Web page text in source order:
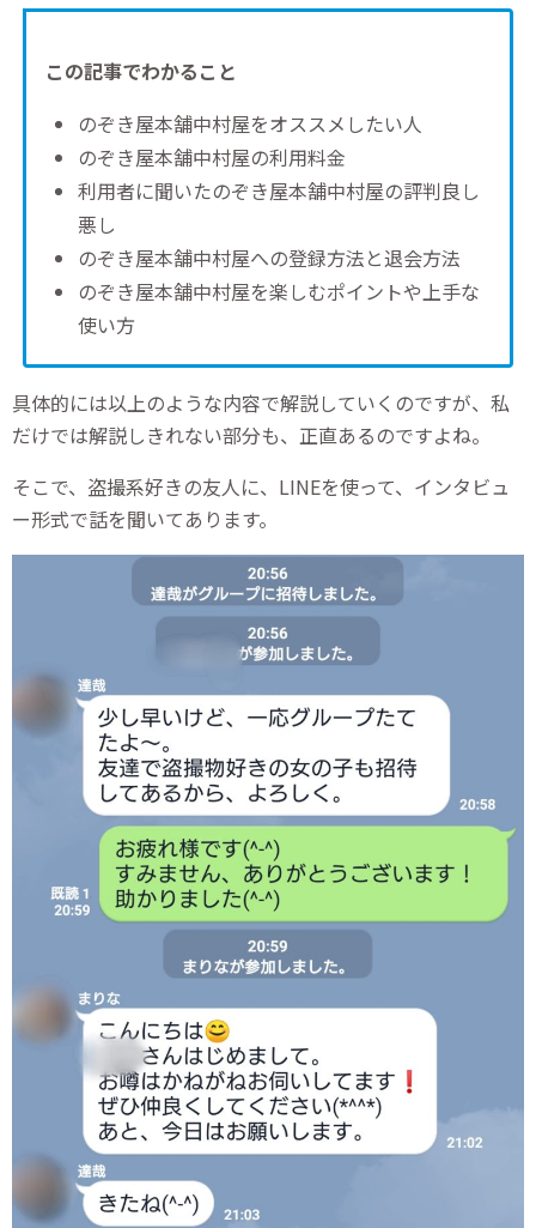
この記事でわかること
のぞき屋本舗中村屋をオススメしたい人
のぞき屋本舗中村屋の利用料金
利用者に聞いたのぞき屋本舗中村屋の評判良し
悪し
のぞき屋本舗中村屋への登録方法と退会方法
のぞき屋本舗中村屋を楽しむポイントや上手な
使い方
具体的には以上のような内容で解説していくのですが、私
だけでは解説しきれない部分も、正直あるのですよね。
そこで、盗撮系好きの友人に、LINEを使って、インタビュ
ー形式で話を聞いてあります。